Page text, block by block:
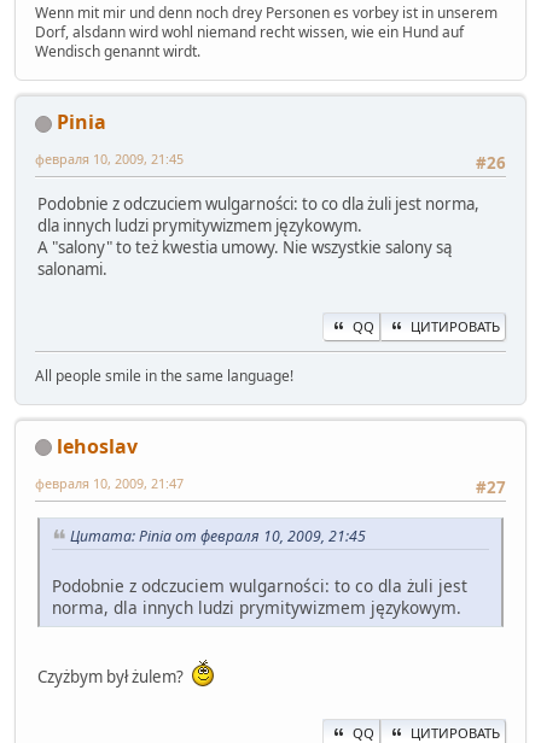
Wenn mit mir und denn noch drey Personen es vorbey ist in unserem
Dorf, alsdann wird wohl niemand recht wissen, wie ein Hund auf
Wendisch genannt wirdt.
Pinia
#26
февраля 10, 2009, 21:45
Podobnie z odczuciem wulgarności: to co dla żuli jest norma,
dla innych ludzi prymitywizmem językowym.
A "salony" to też kwestia umowy. Nie wszystkie salony są
salonami.
QQ ЦИТИРОВАТЬ
All people smile in the same language!
lehoslav
#27
февраля 10, 2009, 21:47
Цитата: Pinia от февраля 10, 2009, 21:45
Podobnie z odczuciem wulgarności: to co dla żuli jest
norma, dla innych ludzi prymitywizmem językowym.
Czyżbym był żulem?
QQ ЦИТИРОВАТЬ